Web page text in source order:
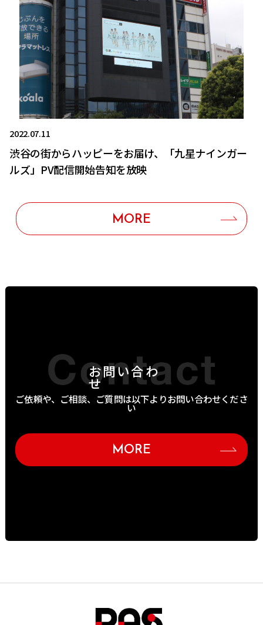
2022.07.11
渋谷の街からハッピーをお届け、「九星ナインガー
ルズ」PV配信開始告知を放映
MORE
お問い合わ
せ
ご依頼や、ご相談、ご質問は以下よりお問い合わせくださ
い
MORE